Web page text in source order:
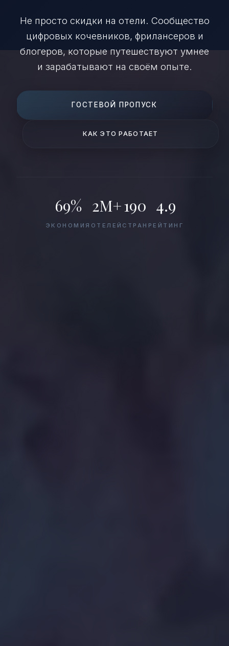
Не просто скидки на отели. Сообщество
цифровых кочевников, фрилансеров и
блогеров, которые путешествуют умнее
и зарабатывают на своём опыте.
ГОСТЕВОЙ ПРОПУСК
КАК ЭТО РАБОТАЕТ
69%
ЭКОНОМИЯ
2M+
ОТЕЛЕЙ
190
СТРАН
4.9
РЕЙТИНГ